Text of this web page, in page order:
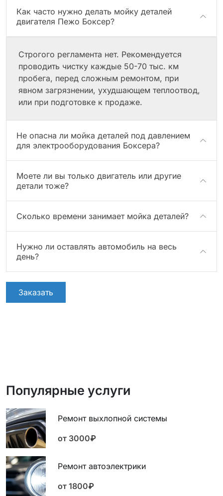
Как часто нужно делать мойку деталей
двигателя Пежо Боксер?
Строгого регламента нет. Рекомендуется
проводить чистку каждые 50-70 тыс. км
пробега, перед сложным ремонтом, при
явном загрязнении, ухудшающем теплоотвод,
или при подготовке к продаже.
Не опасна ли мойка деталей под давлением
для электрооборудования Боксера?
Моете ли вы только двигатель или другие
детали тоже?
Сколько времени занимает мойка деталей?
Нужно ли оставлять автомобиль на весь
день?
Заказать
Популярные услуги
Ремонт выхлопной системы
от 3000₽
Ремонт автоэлектрики
от 1800₽